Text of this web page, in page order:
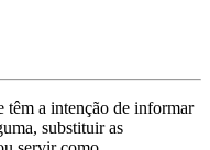
têm a intenção de informar
substituir as